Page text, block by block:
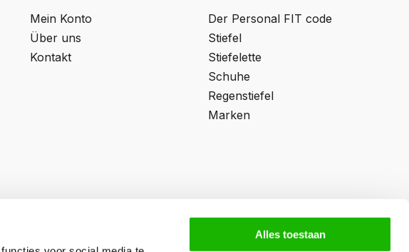
Alles toestaan
Mein Konto
Über uns
Kontakt
Der Personal FIT code
Stiefel
Stiefelette
Schuhe
Regenstiefel
Marken